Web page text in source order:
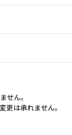
せん。
は承れません。